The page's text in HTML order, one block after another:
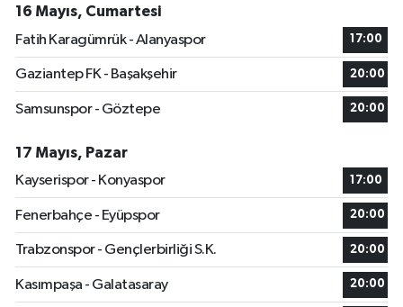
16 Mayıs, Cumartesi
Fatih Karagümrük - Alanyaspor
17:00
Gaziantep FK - Başakşehir 20:00
Samsunspor - Göztepe 20:00
17 Mayıs, Pazar
Kayserispor - Konyaspor
17:00
Fenerbahçe - Eyüpspor 20:00
Trabzonspor - Gençlerbirliği S.K. 20:00
Kasımpaşa - Galatasaray 20:00